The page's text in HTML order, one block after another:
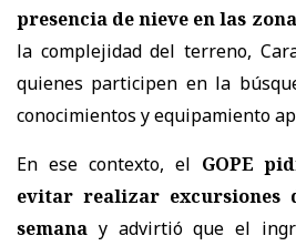
presencia de nieve en las
la complejidad del terreno,
quienes participen en la
conocimientos y equipamiento
En ese contexto, el GOPE
evitar realizar excursiones
semana y advirtió que el